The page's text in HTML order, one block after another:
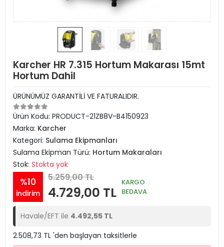
Karcher HR 7.315 Hortum Makarası 15mt
Hortum Dahil
ÜRÜNÜMÜZ GARANTİLİ VE FATURALIDIR.
Ürün Kodu: PRODUCT-21ZB8V-B4150923
Marka: Karcher
Kategori: Sulama Ekipmanları
Sulama Ekipman Türü: Hortum Makaraları
Stok: Stokta yok
%10
indirim
5.259,00 TL
4.729,00 TL
KARGO
BEDAVA
Havale/EFT ile 4.492,55 TL
2.508,73 TL 'den başlayan taksitlerle